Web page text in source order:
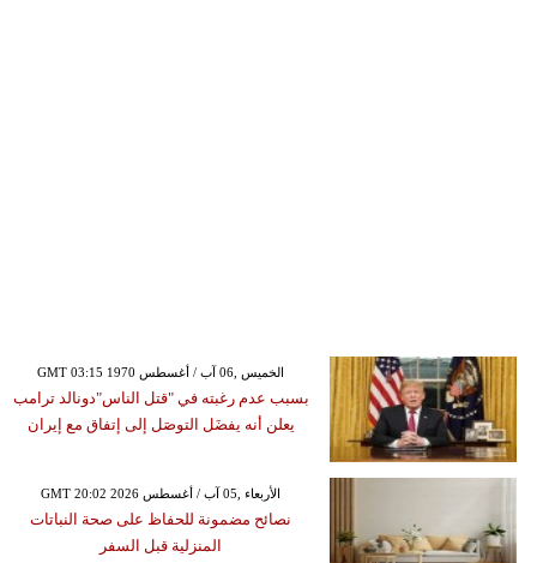
GMT 03:15 1970 الخميس ,06 آب / أغسطس
بسبب عدم رغبته في "قتل الناس"دونالد ترامب
يعلن أنه يفضَل التوصَل إلى إتفاق مع إيران
GMT 20:02 2026 الأربعاء ,05 آب / أغسطس
نصائح مضمونة للحفاظ على صحة النباتات
المنزلية قبل السفر